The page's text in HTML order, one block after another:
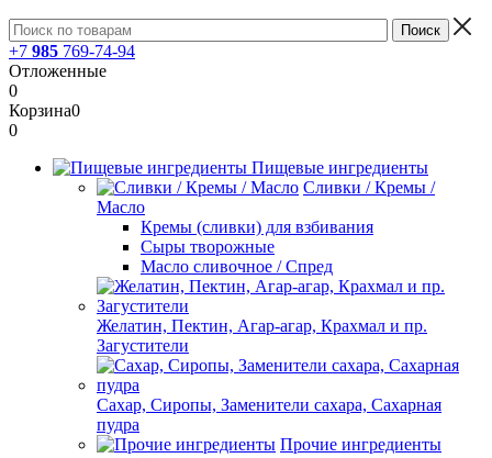
+7 985 769-74-94
Отложенные
0
Корзина0
0
Пищевые ингредиенты
Сливки / Кремы /
Масло
Кремы (сливки) для взбивания
Сыры творожные
Масло сливочное / Спред
Желатин, Пектин, Агар-агар, Крахмал и пр.
Загустители
Сахар, Сиропы, Заменители сахара, Сахарная
пудра
Прочие ингредиенты